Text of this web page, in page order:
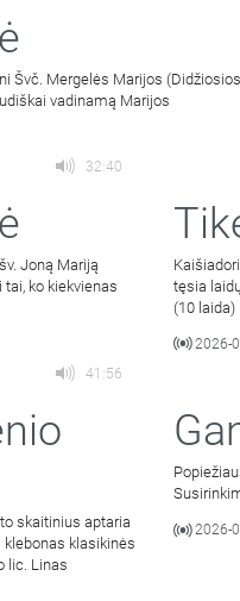
Švč. Mergelės Marijos
vadinamą Marijos
32:40
Joną Mariją
ko kiekvienas
tęsia
(10 laida)
2026-
41:56
skaitinius aptaria
klebonas klasikinės
lic. Linas
2026-